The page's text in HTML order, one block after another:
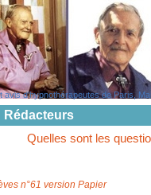
d'hypnothérapeutes de Paris,
Rédacteurs
les questions pouvant
n°61 version Papier